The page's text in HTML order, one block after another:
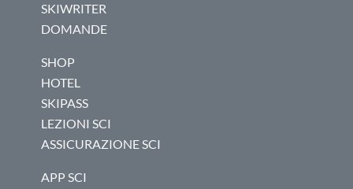
SKIWRITER
DOMANDE
SHOP
HOTEL
SKIPASS
LEZIONI SCI
ASSICURAZIONE SCI
APP SCI